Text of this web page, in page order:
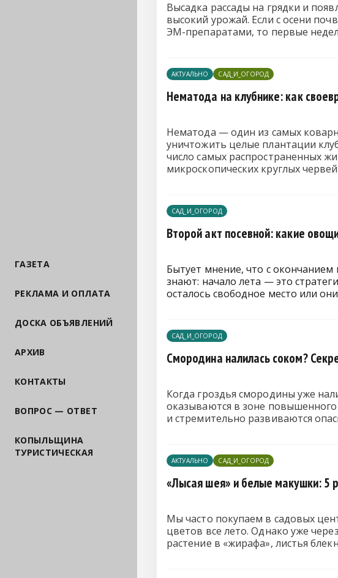
ГАЗЕТА
РЕКЛАМА И ОПЛАТА
ДОСКА ОБЪЯВЛЕНИЙ
АРХИВ
КОНТАКТЫ
ВОПРОС — ОТВЕТ
КОПЫЛЬЩИНА
ТУРИСТИЧЕСКАЯ
Высадка рассады на грядки и
высокий урожай. Если с осени
ЭМ-препаратами, то первые
АКТУАЛЬНО САД_И_ОГОРОД
Нематода на клубнике: как
Нематода — один из самых
уничтожить целые плантации
число самых распространенных
микроскопических круглых
САД_И_ОГОРОД
Второй акт посевной: какие
Бытует мнение, что с
знают: начало лета — это
осталось свободное место или
САД_И_ОГОРОД
Смородина налилась соком?
Когда гроздья смородины уже
оказываются в зоне
и стремительно развиваются
АКТУАЛЬНО САД_И_ОГОРОД
«Лысая шея» и белые макушки: 5
Мы часто покупаем в садовых
цветов все лето. Однако уже
растение в «жирафа», листья